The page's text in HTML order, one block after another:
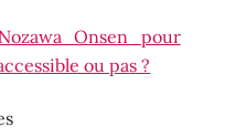
Nozawa Onsen pour
ou pas ?